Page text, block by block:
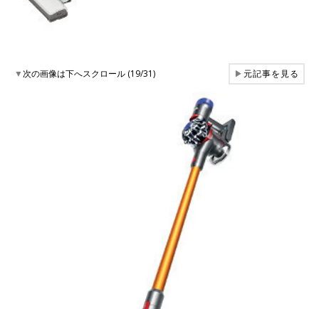
▼次の画像は下へスクロール (19/31) ▶元記事を見る